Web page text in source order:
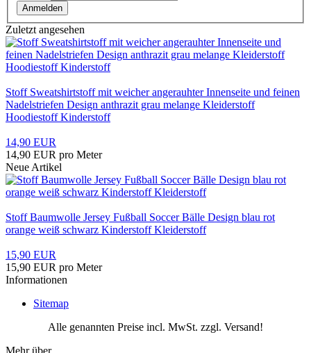
Anmelden
Zuletzt angesehen
Stoff Sweatshirtstoff mit weicher angerauhter Innenseite und feinen
Nadelstriefen Design anthrazit grau melange Kleiderstoff
Hoodiestoff Kinderstoff
14,90 EUR
14,90 EUR pro Meter
Neue Artikel
Stoff Baumwolle Jersey Fußball Soccer Bälle Design blau rot
orange weiß schwarz Kinderstoff Kleiderstoff
15,90 EUR
15,90 EUR pro Meter
Informationen
Sitemap
Alle genannten Preise incl. MwSt. zzgl. Versand!